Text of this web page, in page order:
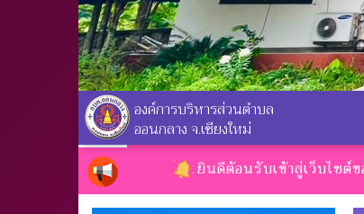
องค์การบริหารส่วนตำบล
ออนกลาง จ.เชียงใหม่
ยินดีต้อนรับเข้าสู่เว็บไซต์ขององค์กา